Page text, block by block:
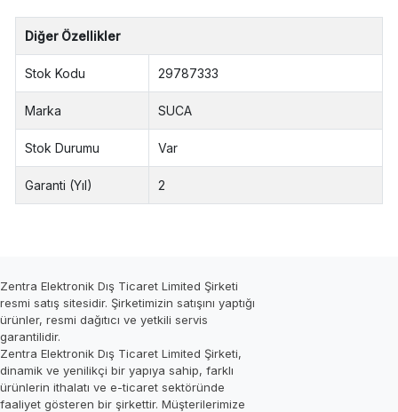
Diğer Özellikler
Stok Kodu 29787333
Marka SUCA
Stok Durumu Var
Garanti (Yıl) 2
Zentra Elektronik Dış Ticaret Limited Şirketi
resmi satış sitesidir. Şirketimizin satışını yaptığı
ürünler, resmi dağıtıcı ve yetkili servis
garantilidir.
Zentra Elektronik Dış Ticaret Limited Şirketi,
dinamik ve yenilikçi bir yapıya sahip, farklı
ürünlerin ithalatı ve e-ticaret sektöründe
faaliyet gösteren bir şirkettir. Müşterilerimize